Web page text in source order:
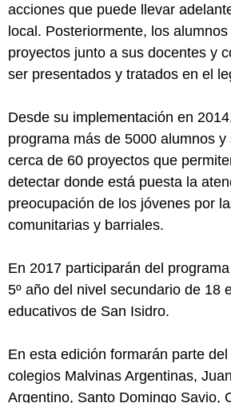
acciones que puede llevar
local. Posteriormente, los
proyectos junto a sus docentes y
ser presentados y tratados en el
Desde su implementación en
programa más de 5000 alumnos y
cerca de 60 proyectos que
detectar donde está puesta la
preocupación de los jóvenes por
comunitarias y barriales.
En 2017 participarán del
5º año del nivel secundario de 18
educativos de San Isidro.
En esta edición formarán parte
colegios Malvinas Argentinas,
Argentino, Santo Domingo Savio,